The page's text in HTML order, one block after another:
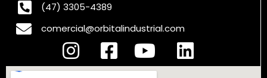
(47) 3305-4389
comercial@orbitalindustrial.com